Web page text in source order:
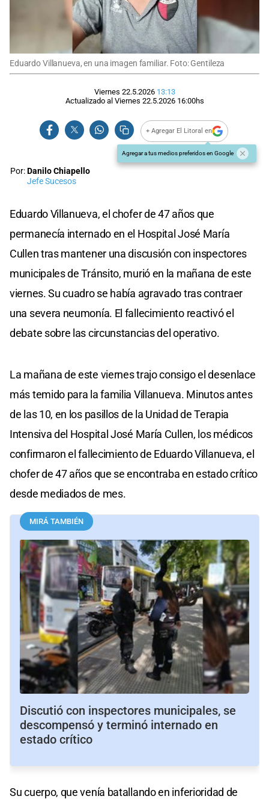
Eduardo Villanueva, en una imagen familiar. Foto: Gentileza
Viernes 22.5.2026 13:13
Actualizado al Viernes 22.5.2026 16:00hs
+ Agregar El Litoral en
Agregar a tus medios preferidos en Google
Por:Danilo Chiapello
Jefe Sucesos
Eduardo Villanueva, el chofer de 47 años que
permanecía internado en el Hospital José María
Cullen tras mantener una discusión con inspectores
municipales de Tránsito, murió en la mañana de este
viernes. Su cuadro se había agravado tras contraer
una severa neumonía. El fallecimiento reactivó el
debate sobre las circunstancias del operativo.
La mañana de este viernes trajo consigo el desenlace
más temido para la familia Villanueva. Minutos antes
de las 10, en los pasillos de la Unidad de Terapia
Intensiva del Hospital José María Cullen, los médicos
confirmaron el fallecimiento de Eduardo Villanueva, el
chofer de 47 años que se encontraba en estado crítico
desde mediados de mes.
MIRÁ TAMBIÉN
Discutió con inspectores municipales, se
descompensó y terminó internado en
estado crítico
Su cuerpo, que venía batallando en inferioridad de